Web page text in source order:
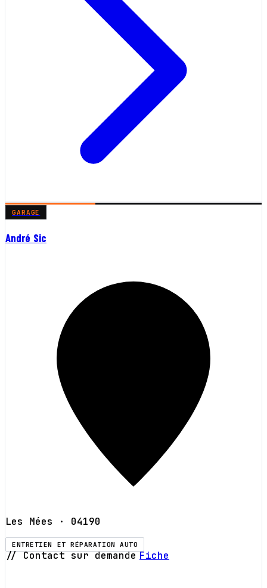
GARAGE
André Sic
Les Mées · 04190
ENTRETIEN ET RÉPARATION AUTO
// Contact sur demande Fiche